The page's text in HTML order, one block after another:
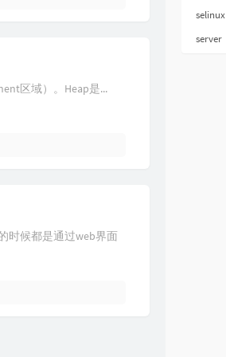
区域）。Heap是...
时候都是通过web界面
selinux
server